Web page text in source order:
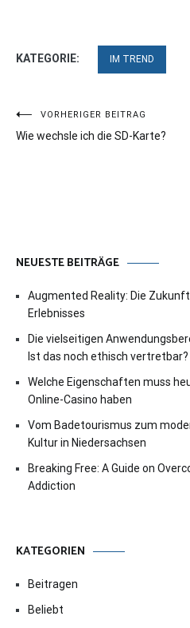
KATEGORIE: IM TREND
Beitragsnavigation
VORHERIGER BEITRAG
Wie wechsle ich die SD-Karte?
NEUESTE BEITRÄGE
Augmented Reality: Die
Erlebnisses
Die vielseitigen
Ist das noch ethisch vertretbar?
Welche Eigenschaften muss
Online-Casino haben
Vom Badetourismus zum
Kultur in Niedersachsen
Breaking Free: A Guide on
Addiction
KATEGORIEN
Beitragen
Beliebt